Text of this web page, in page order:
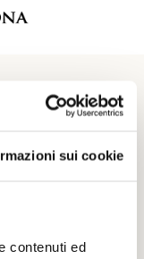
sui cookie
contenuti ed